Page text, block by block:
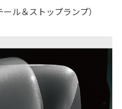
ル＆ストップランプ）